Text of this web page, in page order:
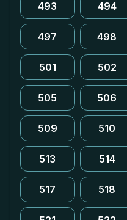
493 494
497 498
501 502
505 506
509 510
513 514
517 518